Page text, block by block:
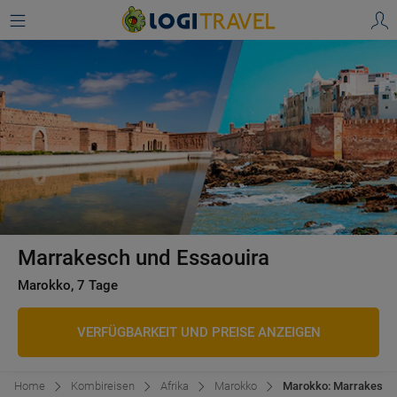
Marrakesch und Essaouira
Marokko, 7 Tage
VERFÜGBARKEIT UND PREISE ANZEIGEN
Home Kombireisen Afrika Marokko Marokko: